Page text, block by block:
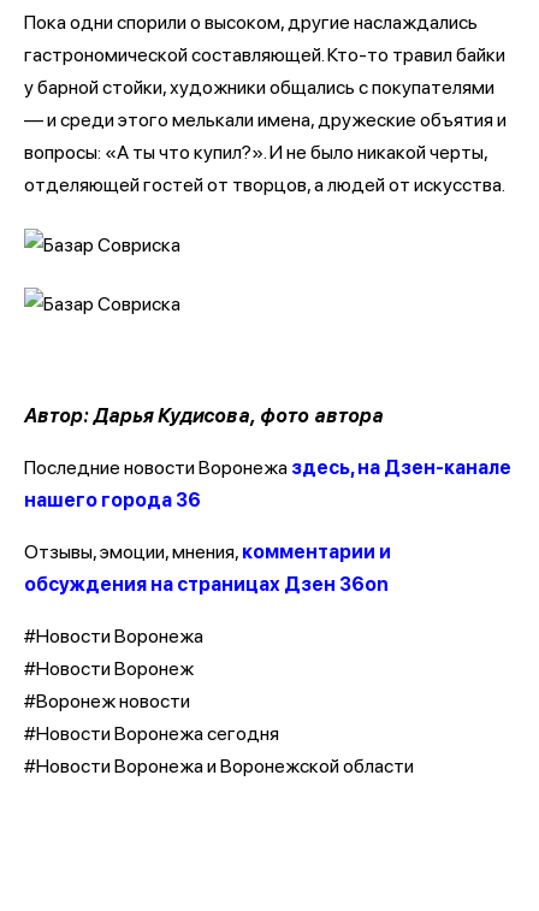
Пока одни спорили о высоком, другие наслаждались
гастрономической составляющей. Кто-то травил байки
у барной стойки, художники общались с покупателями
— и среди этого мелькали имена, дружеские объятия и
вопросы: «А ты что купил?». И не было никакой черты,
отделяющей гостей от творцов, а людей от искусства.
Автор: Дарья Кудисова, фото автора
Последние новости Воронежа здесь, на Дзен-канале
нашего города 36
Отзывы, эмоции, мнения, комментарии и
обсуждения на страницах Дзен 36on
#Новости Воронежа
#Новости Воронеж
#Воронеж новости
#Новости Воронежа сегодня
#Новости Воронежа и Воронежской области